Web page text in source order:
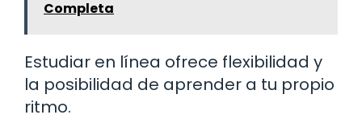
Completa
Estudiar en línea ofrece flexibilidad y
la posibilidad de aprender a tu propio
ritmo.